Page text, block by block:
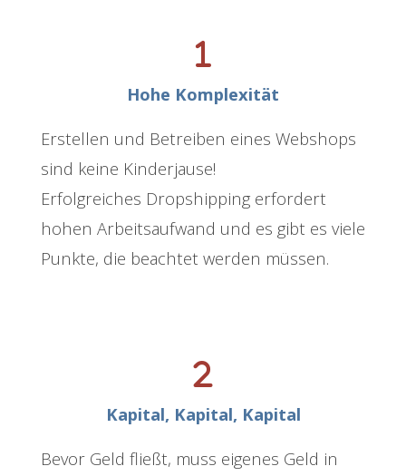
Hohe Komplexität
Erstellen und Betreiben eines Webshops
sind keine Kinderjause!
Erfolgreiches Dropshipping erfordert
hohen Arbeitsaufwand und es gibt es viele
Punkte, die beachtet werden müssen.
Kapital, Kapital, Kapital
Bevor Geld fließt, muss eigenes Geld in